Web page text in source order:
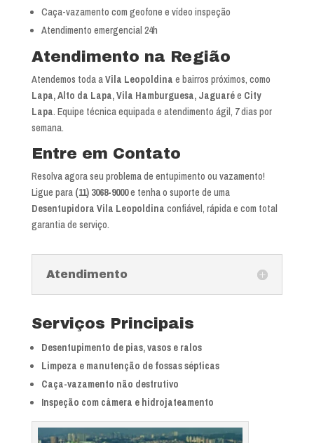
Caça-vazamento com geofone e vídeo inspeção
Atendimento emergencial 24h
Atendimento na Região
Atendemos toda aVila Leopoldina e bairros próximos, como
Lapa, Alto da Lapa, Vila Hamburguesa, Jaguarée City
Lapa. Equipe técnica equipada e atendimento ágil, 7 dias por
semana.
Entre em Contato
Resolva agora seu problema de entupimento ou vazamento!
Ligue para (11) 3068-9000e tenha o suporte de uma
Desentupidora Vila Leopoldina confiável, rápida e com total
garantia de serviço.
Atendimento
Serviços Principais
Desentupimento de pias, vasos e ralos
Limpeza e manutenção de fossas sépticas
Caça-vazamento não destrutivo
Inspeção com câmera e hidrojateamento